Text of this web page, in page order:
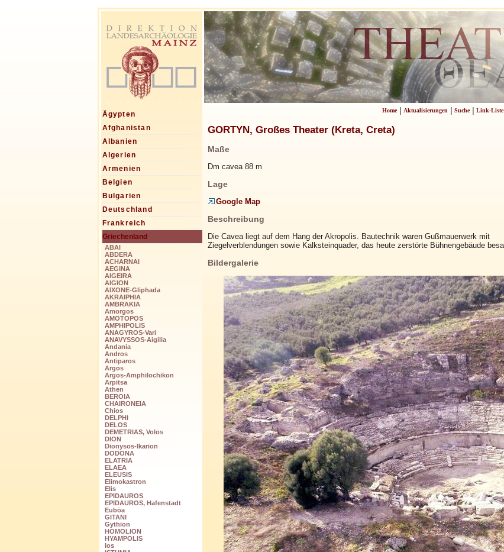
Ägypten
Afghanistan
Albanien
Algerien
Armenien
Belgien
Bulgarien
Deutschland
Frankreich
Griechenland
ABAI
ABDERA
ACHARNAI
AEGINA
AIGEIRA
AIGION
AIXONE-Gliphada
AKRAIPHIA
AMBRAKIA
Amorgos
AMOTOPOS
AMPHIPOLIS
ANAGYROS-Vari
ANAVYSSOS-Aigilia
Andania
Andros
Antiparos
Argos
Argos-Amphilochikon
Arpitsa
Athen
BEROIA
CHAIRONEIA
Chios
DELPHI
DELOS
DEMETRIAS, Volos
DION
Dionysos-Ikarion
DODONA
ELATRIA
ELAEA
ELEUSIS
Elimokastron
Elis
EPIDAUROS
EPIDAUROS, Hafenstadt
Euböa
GITANI
Gythion
HOMOLION
HYAMPOLIS
Ios
Home| Aktualisierungen| Suche| Link-Liste
GORTYN, Großes Theater (Kreta, Creta)
Maße
Dm cavea 88 m
Lage
Google Map
Beschreibung
Die Cavea liegt auf dem Hang der Akropolis. Bautechnik waren Gußmauerwerk mit
Ziegelverblendungen sowie Kalksteinquader, das heute zerstörte Bühnengebäude
Bildergalerie